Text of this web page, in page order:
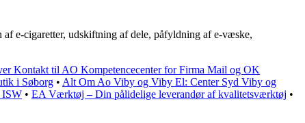
e-cigaretter, udskiftning af dele, påfyldning af e-væske,
Kontakt til AO Kompetencecenter for Firma Mail og OK
i Søborg • Alt Om Ao Viby og Viby El: Center Syd Viby og
ISW • EA Værktøj – Din pålidelige leverandør af kvalitetsværktøj •